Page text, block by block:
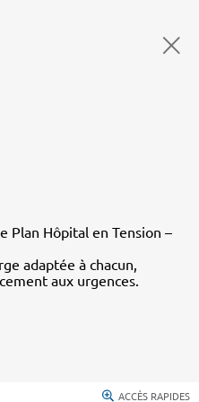
Plan Hôpital en Tension –
adaptée à chacun,
aux urgences.
ACCÈS RAPIDES